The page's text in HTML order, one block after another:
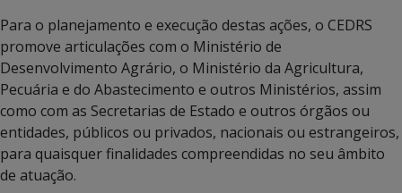
Para o planejamento e execução destas ações, o CEDRS
promove articulações com o Ministério de
Desenvolvimento Agrário, o Ministério da Agricultura,
Pecuária e do Abastecimento e outros Ministérios, assim
como com as Secretarias de Estado e outros órgãos ou
entidades, públicos ou privados, nacionais ou estrangeiros,
para quaisquer finalidades compreendidas no seu âmbito
de atuação.